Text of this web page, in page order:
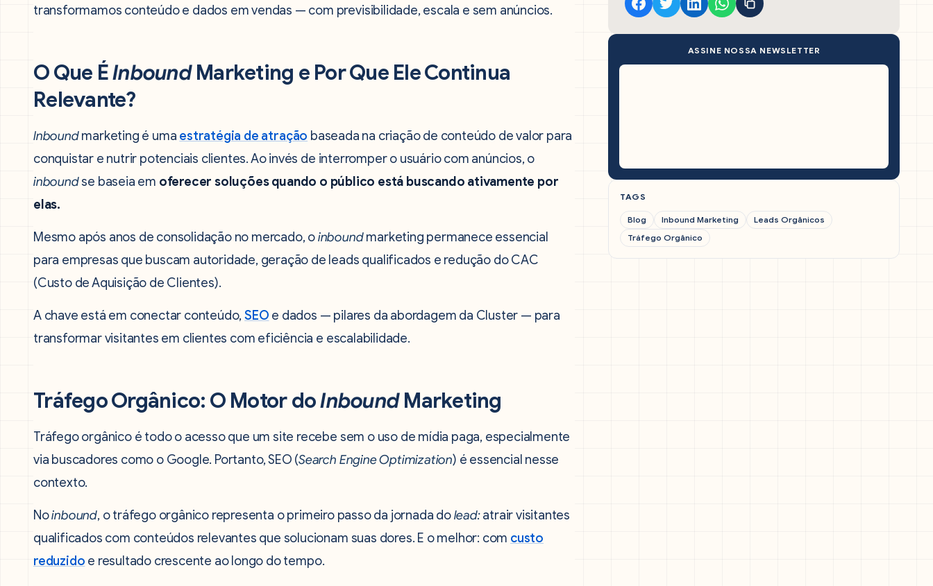
transformamos conteúdo e dados em vendas — com previsibilidade, escala e sem anúncios.
O Que ÉInboundMarketing e Por Que Ele Continua
Relevante?
Inboundmarketing é uma estratégia de atração baseada na criação de conteúdo de valor para
conquistar e nutrir potenciais clientes. Ao invés de interromper o usuário com anúncios, o
inboundse baseia em oferecer soluções quando o público está buscando ativamente por
elas.
Mesmo após anos de consolidação no mercado, oinboundmarketing permanece essencial
para empresas que buscam autoridade, geração de leads qualificados e redução do CAC
(Custo de Aquisição de Clientes).
A chave está em conectar conteúdo,SEO e dados — pilares da abordagem da Cluster — para
transformar visitantes em clientes com eficiência e escalabilidade.
Tráfego Orgânico: O Motor doInboundMarketing
Tráfego orgânico é todo o acesso que um site recebe sem o uso de mídia paga, especialmente
via buscadores como o Google. Portanto, SEO (Search Engine Optimization) é essencial nesse
contexto.
Noinbound, o tráfego orgânico representa o primeiro passo da jornada dolead:atrair visitantes
qualificados com conteúdos relevantes que solucionam suas dores. E o melhor: com custo
reduzido e resultado crescente ao longo do tempo.
ASSINE NOSSA NEWSLETTER
TAGS
Blog Inbound Marketing
Leads Orgânicos
Tráfego Orgânico